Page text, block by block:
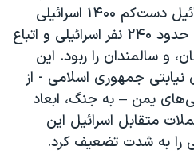
یک حمله تروریستی به اسرائیل دست‌کم ۱۴۰۰ اسرائیلی
عمدتا غیرنظامی را کشت و حدود ۲۴۰ نفر اسرائیلی و اتباع
و سالمندان را ربود. این
نیابتی جمهوری اسلامی - از
یمن – به جنگ، ابعاد
متقابل اسرائيل این
را به شدت تضعیف کرد.